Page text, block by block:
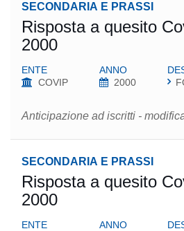
SECONDARIA E PRASSI
Risposta a quesito
2000
ENTE
COVIP
ANNO
2000
Anticipazione ad iscritti -
SECONDARIA E PRASSI
Risposta a quesito
2000
ENTE
ANNO